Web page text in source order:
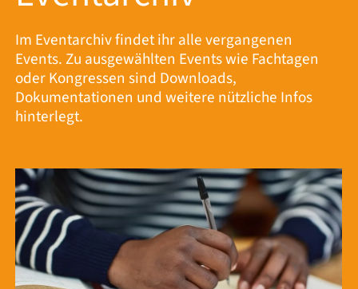
Im Eventarchiv findet ihr alle vergangenen
Events. Zu ausgewählten Events wie Fachtagen
oder Kongressen sind Downloads,
Dokumentationen und weitere nützliche Infos
hinterlegt.